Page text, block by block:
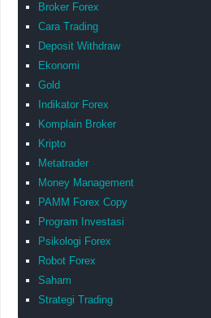
Broker Forex
Cara Trading
Deposit Withdraw
Ekonomi
Gold
Indikator Forex
Komplain Broker
Kripto
Metatrader
Money Management
PAMM Forex Copy
Program Investasi
Psikologi Forex
Robot Forex
Saham
Strategi Trading